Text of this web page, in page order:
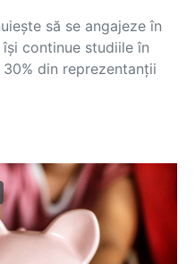
să se angajeze în
își continue studiile în
din reprezentanții